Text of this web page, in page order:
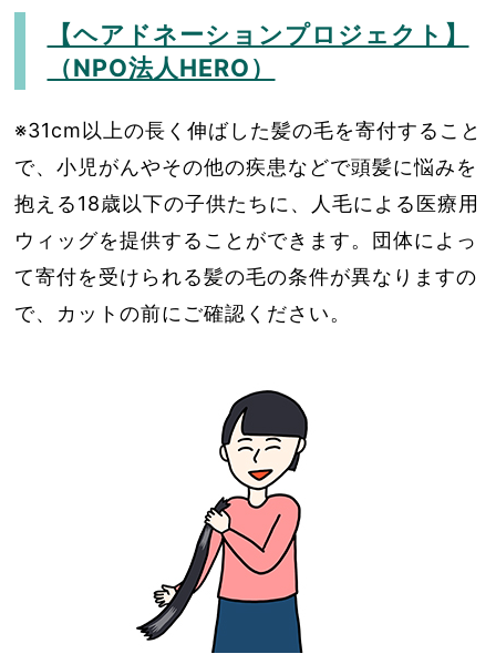
【ヘアドネーションプロジェクト】
（NPO法人HERO）
※31cm以上の長く伸ばした髪の毛を寄付すること
で、小児がんやその他の疾患などで頭髪に悩みを
抱える18歳以下の子供たちに、人毛による医療用
ウィッグを提供することができます。団体によっ
て寄付を受けられる髪の毛の条件が異なりますの
で、カットの前にご確認ください。